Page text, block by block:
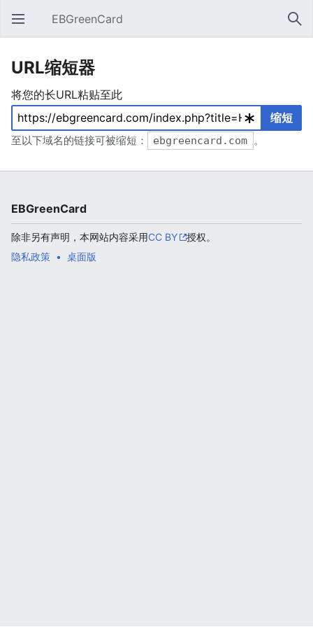
打开主菜单 EBGreenCard 搜索
URL缩短器
将您的长URL粘贴至此
缩短
至以下域名的链接可被缩短： ebgreencard.com 。
EBGreenCard
除非另有声明，本网站内容采用CC BY
授权。
隐私政策
桌面版